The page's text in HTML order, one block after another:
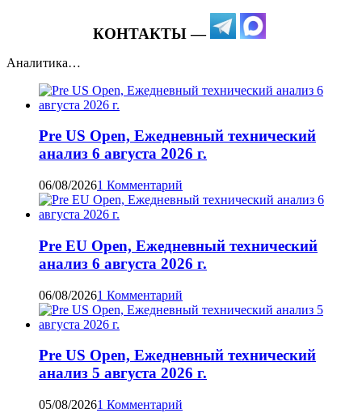
КОНТАКТЫ —
Аналитика…
Pre US Open, Ежедневный технический
анализ 6 августа 2026 г.
06/08/20261 Комментарий
Pre EU Open, Ежедневный технический
анализ 6 августа 2026 г.
06/08/20261 Комментарий
Pre US Open, Ежедневный технический
анализ 5 августа 2026 г.
05/08/20261 Комментарий